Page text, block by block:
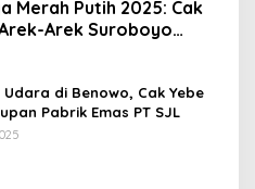
Merah Putih 2025: Cak
Arek Suroboyo
di Benowo, Cak Yebe
Pabrik Emas PT SJL